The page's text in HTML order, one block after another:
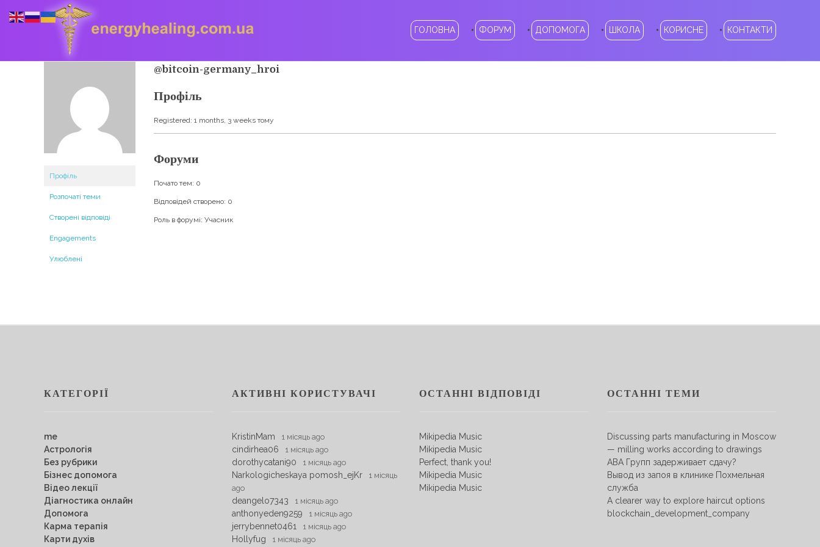
ГОЛОВНА ФОРУМ ДОПОМОГА ШКОЛА КОРИСНЕ КОНТАКТИ
Профіль
Розпочаті теми
Створені відповіді
Engagements
Улюблені
@bitcoin-germany_hroi
Профіль
Registered: 1 months, 3 weeks тому
Форуми
Почато тем: 0
Відповідей створено: 0
Роль в форумі: Учасник
КАТЕГОРІЇ
me
Астрологія
Без рубрики
Бізнес допомога
Відео лекції
Діагностика онлайн
Допомога
Карма терапія
Карти духів
АКТИВНІ КОРИСТУВАЧІ
KristinMam 1 місяць ago
cindirhea06 1 місяць ago
dorothycatani90 1 місяць ago
Narkologicheskaya pomosh_ejKr
1 місяць
ago
deangelo7343 1 місяць ago
anthonyeden9259 1 місяць ago
jerrybennet0461 1 місяць ago
Hollyfug 1 місяць ago
ОСТАННІ ВІДПОВІДІ
Mikipedia Music
Mikipedia Music
Perfect, thank you!
Mikipedia Music
Mikipedia Music
ОСТАННІ ТЕМИ
Discussing parts manufacturing in Moscow
— milling works according to drawings
АВА Групп задерживает сдачу?
Вывод из запоя в клинике Похмельная
служба
A clearer way to explore haircut options
blockchain_development_company